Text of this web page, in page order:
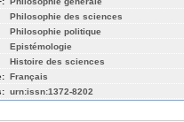
Philosophie des sciences
Philosophie politique
Epistémologie
Histoire des sciences
Français
urn:issn:1372-8202